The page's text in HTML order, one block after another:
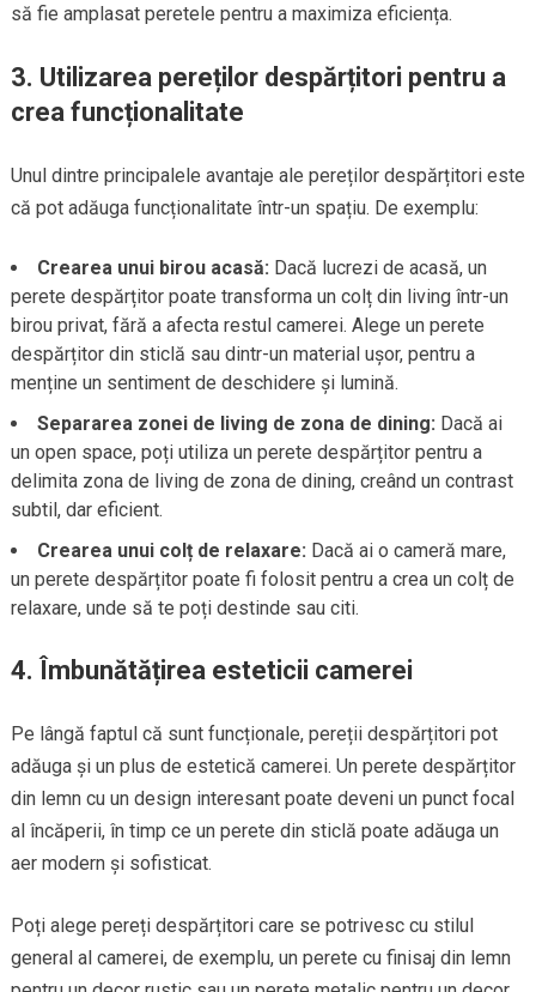
să fie amplasat peretele pentru a maximiza eficiența.
3. Utilizarea pereților despărțitori pentru a
crea funcționalitate
Unul dintre principalele avantaje ale pereților despărțitori este
că pot adăuga funcționalitate într-un spațiu. De exemplu:
Crearea unui birou acasă: Dacă lucrezi de acasă, un
perete despărțitor poate transforma un colț din living într-un
birou privat, fără a afecta restul camerei. Alege un perete
despărțitor din sticlă sau dintr-un material ușor, pentru a
menține un sentiment de deschidere și lumină.
Separarea zonei de living de zona de dining: Dacă ai
un open space, poți utiliza un perete despărțitor pentru a
delimita zona de living de zona de dining, creând un contrast
subtil, dar eficient.
Crearea unui colț de relaxare: Dacă ai o cameră mare,
un perete despărțitor poate fi folosit pentru a crea un colț de
relaxare, unde să te poți destinde sau citi.
4. Îmbunătățirea esteticii camerei
Pe lângă faptul că sunt funcționale, pereții despărțitori pot
adăuga și un plus de estetică camerei. Un perete despărțitor
din lemn cu un design interesant poate deveni un punct focal
al încăperii, în timp ce un perete din sticlă poate adăuga un
aer modern și sofisticat.
Poți alege pereți despărțitori care se potrivesc cu stilul
general al camerei, de exemplu, un perete cu finisaj din lemn